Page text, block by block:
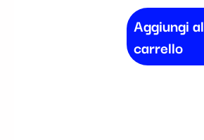
Aggiungi al
carrello